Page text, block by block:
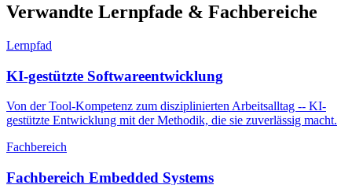
Verwandte Lernpfade & Fachbereiche
Lernpfad
KI-gestützte Softwareentwicklung
Von der Tool-Kompetenz zum disziplinierten Arbeitsalltag -- KI-
gestützte Entwicklung mit der Methodik, die sie zuverlässig macht.
Fachbereich
Fachbereich Embedded Systems